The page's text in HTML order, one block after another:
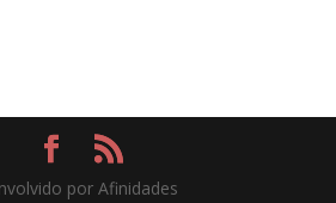
por Afinidades